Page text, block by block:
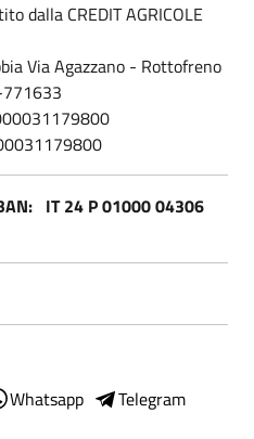
dalla CREDIT AGRICOLE
Via Agazzano - Rottofreno
IT 24 P 01000 04306
Whatsapp
Telegram